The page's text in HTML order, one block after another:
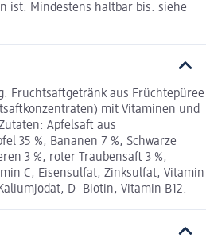
ist. Mindestens haltbar bis: siehe
Fruchtsaftgetränk aus Früchtepüree
mit Vitaminen und
Apfelsaft aus
35 %, Bananen 7 %, Schwarze
3 %, roter Traubensaft 3 %,
C, Eisensulfat, Zinksulfat, Vitamin
D- Biotin, Vitamin B12.